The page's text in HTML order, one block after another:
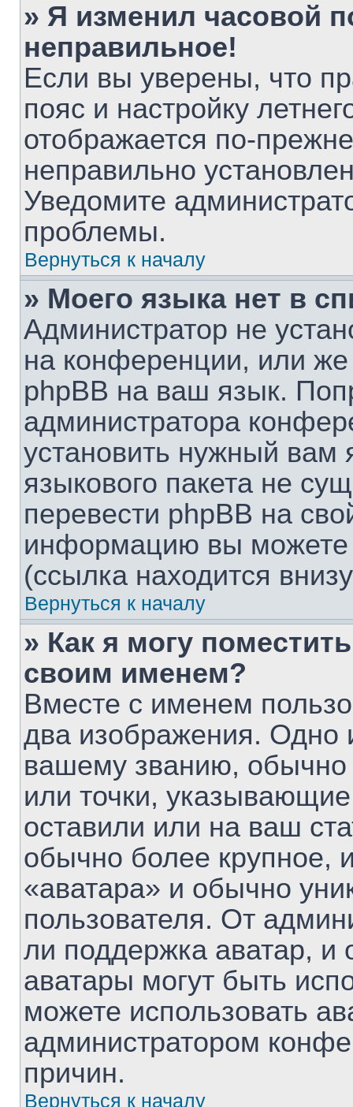
» Я изменил часовой
неправильное!
Если вы уверены, что
пояс и настройку
отображается по-
неправильно
Уведомите
проблемы.
Вернуться к началу
» Моего языка нет в
Администратор не
на конференции, или же
phpBB на ваш язык.
администратора
установить нужный вам
языкового пакета не
перевести phpBB на
информацию вы можете
(ссылка находится
Вернуться к началу
» Как я могу
своим именем?
Вместе с именем
два изображения. Одно
вашему званию, обычно
или точки,
оставили или на ваш
обычно более крупное,
«аватара» и обычно
пользователя. От
ли поддержка аватар, и
аватары могут быть
можете использовать
администратором
причин.
Вернуться к началу